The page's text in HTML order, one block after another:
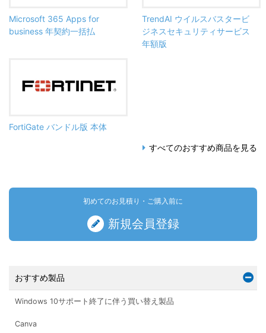
Microsoft 365 Apps for
business 年契約一括払
TrendAI ウイルスバスタービ
ジネスセキュリティサービス
年額版
FortiGate バンドル版 本体
すべてのおすすめ商品を見る
初めてのお見積り・ご購入前に
新規会員登録
おすすめ製品
Windows 10サポート終了に伴う買い替え製品
Canva